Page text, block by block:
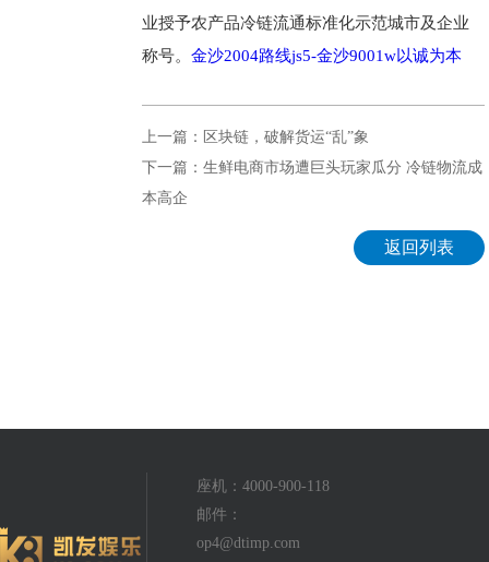
业授予农产品冷链流通标准化示范城市及企业
称号。 金沙2004路线js5-金沙9001w以诚为本
上一篇：区块链，破解货运“乱”象
下一篇：生鲜电商市场遭巨头玩家瓜分 冷链物流成
本高企
返回列表
座机：4000-900-118
邮件：
op4@dtimp.com